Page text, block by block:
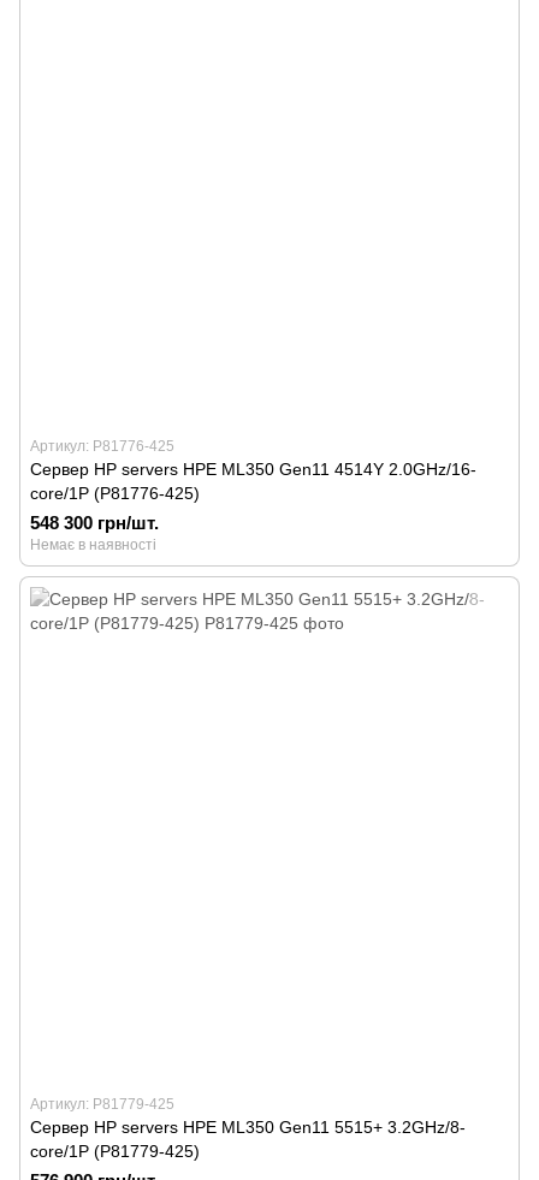
Артикул: P81776-425
Сервер HP servers HPE ML350 Gen11 4514Y 2.0GHz/16-
core/1P (P81776-425)
548 300 грн/шт.
Немає в наявності
Артикул: P81779-425
Сервер HP servers HPE ML350 Gen11 5515+ 3.2GHz/8-
core/1P (P81779-425)